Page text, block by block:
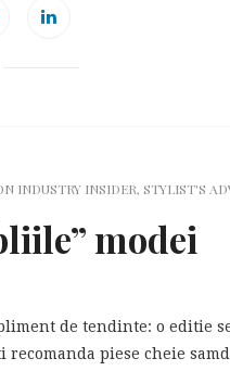
INDUSTRY INSIDER, STYLIST'S
modei
de tendinte: o editie
piese cheie